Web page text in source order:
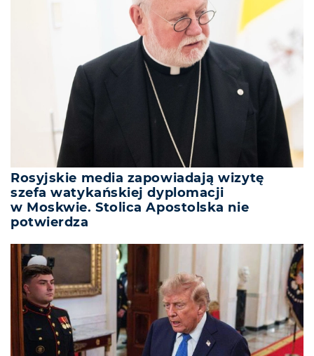
Rosyjskie media zapowiadają wizytę
szefa watykańskiej dyplomacji
w Moskwie. Stolica Apostolska nie
potwierdza